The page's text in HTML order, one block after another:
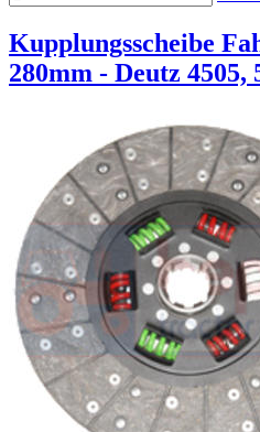
Kupplungsscheibe
280mm - Deutz 4505,